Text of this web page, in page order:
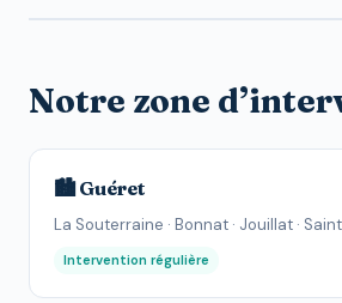
Notre zone
🏙️ Guéret
La Souterraine · Bonnat · Jouillat ·
Intervention régulière